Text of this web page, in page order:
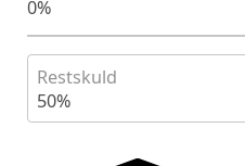
0%
Restskuld
50%